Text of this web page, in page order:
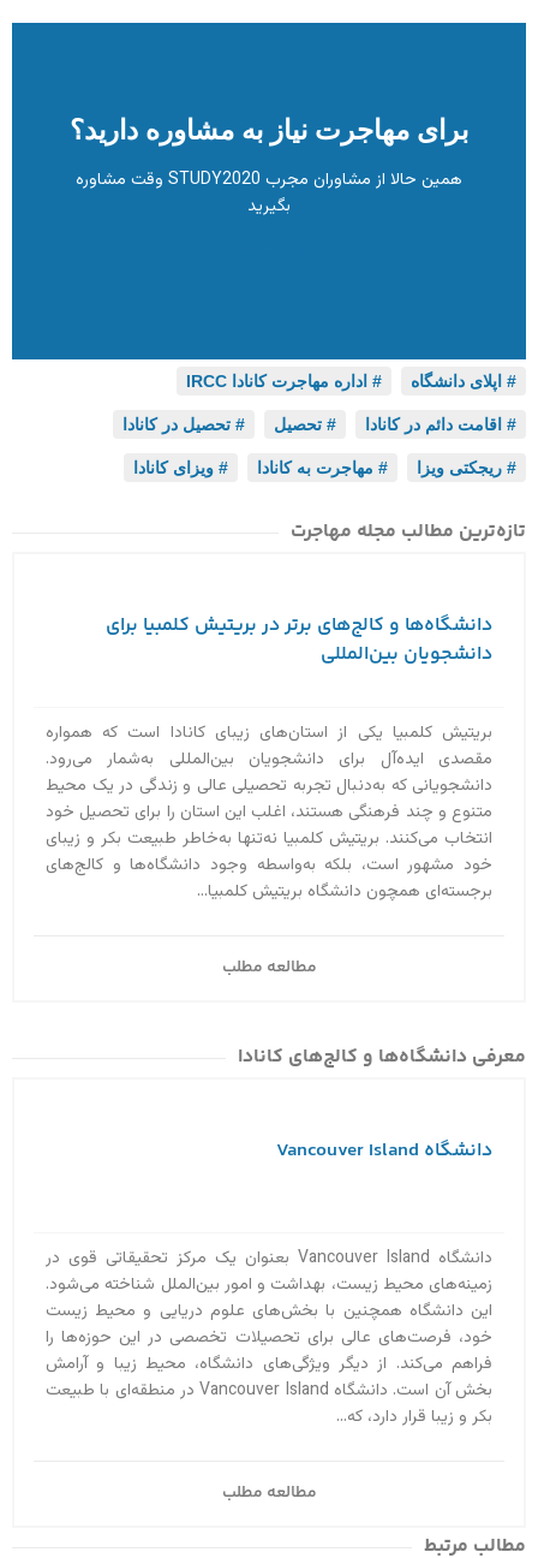
برای مهاجرت نیاز به مشاوره دارید؟
همین حالا از مشاوران مجرب STUDY2020 وقت مشاوره
بگیرید
اپلای دانشگاه اداره مهاجرت کانادا IRCC
اقامت دائم در کانادا تحصیل تحصیل در کانادا
ریجکتی ویزا مهاجرت به کانادا ویزای کانادا
تازه‌ترین مطالب مجله مهاجرت
دانشگاه‌ها و کالج‌های برتر در بریتیش کلمبیا برای
دانشجویان بین‌المللی
بریتیش کلمبیا یکی از استان‌های زیبای کانادا است که همواره
مقصدی ایده‌آل برای دانشجویان بین‌المللی به‌‌شمار می‌رود.
دانشجویانی که به‌دنبال تجربه تحصیلی عالی و زندگی در یک محیط
متنوع و چند فرهنگی هستند، اغلب این استان را برای تحصیل خود
انتخاب می‌کنند. بریتیش کلمبیا نه‌تنها به‌خاطر طبیعت بکر و زیبای
خود مشهور است، بلکه به‌واسطه وجود دانشگاه‌ها و کالج‌های
برجسته‌ای همچون دانشگاه بریتیش کلمبیا...
مطالعه مطلب
معرفی دانشگاه‌ها و کالج‌های کانادا
دانشگاه Vancouver Island
دانشگاه Vancouver Island بعنوان یک مرکز تحقیقاتی قوی در
زمینه‌های محیط زیست، بهداشت و امور بین‌الملل شناخته می‌شود.
این دانشگاه همچنین با بخش‌های علوم دریایی و محیط زیست
خود، فرصت‌های عالی برای تحصیلات تخصصی در این حوزه‌ها را
فراهم می‌کند. از دیگر ویژگی‌های دانشگاه، محیط زیبا و آرامش
بخش آن است. دانشگاه Vancouver Island در منطقه‌ای با طبیعت
بکر و زیبا قرار دارد، که...
مطالعه مطلب
مطالب مرتبط